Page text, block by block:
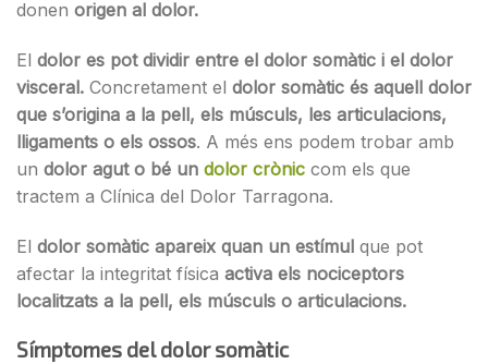
donen origen al dolor.
El dolor es pot dividir entre el dolor somàtic i el dolor
visceral. Concretament el dolor somàtic és aquell dolor
que s’origina a la pell, els músculs, les articulacions,
lligaments o els ossos. A més ens podem trobar amb
un dolor agut o bé un dolor crònic com els que
tractem a Clínica del Dolor Tarragona.
El dolor somàtic apareix quan un estímul que pot
afectar la integritat física activa els nociceptors
localitzats a la pell, els músculs o articulacions.
Símptomes del dolor somàtic